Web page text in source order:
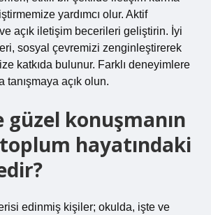
yardımcı olur. Aktif
açık iletişim becerileri geliştirin. İyi
sosyal çevremizi zenginleştirerek
katkıda bulunur. Farklı deneyimlere
açık olun.
güzel konuşmanın
hayatındaki
edinmiş kişiler; okulda, işte ve